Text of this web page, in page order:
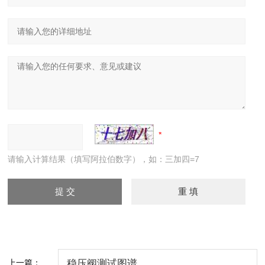
请输入计算结果（填写阿拉伯数字），如：三加四=7
上一篇：